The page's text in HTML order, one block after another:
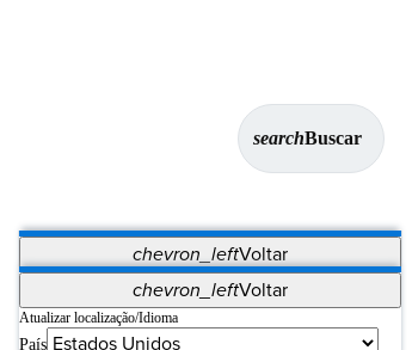
searchBuscar
chevron_leftVoltar
Vet Systems OrthoPedia Patient
chevron_leftVoltar
Atualizar localização/Idioma
País